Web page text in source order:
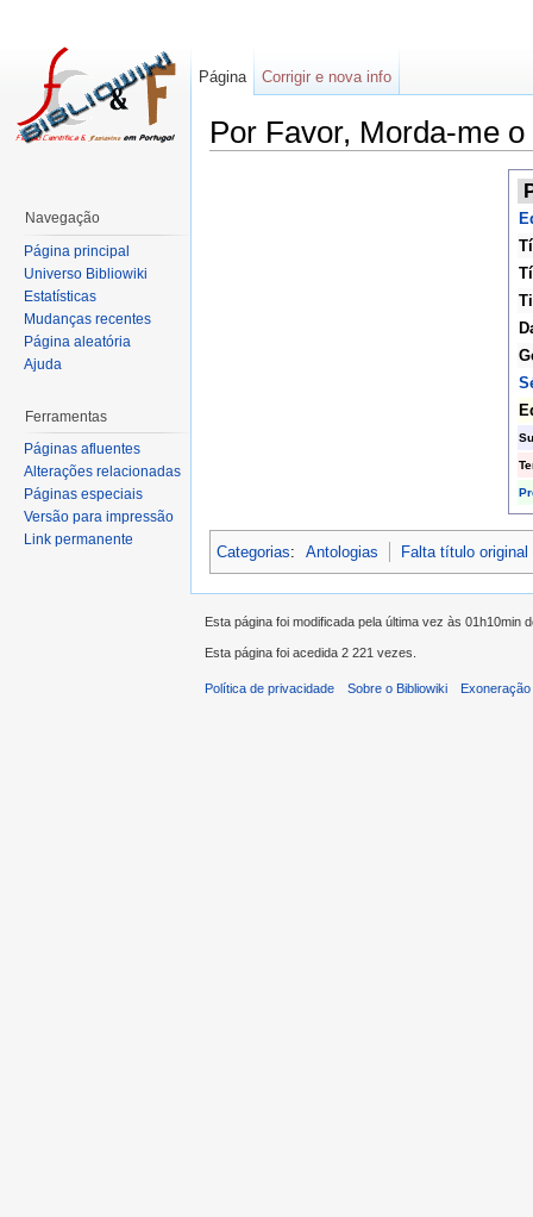
Por Favor, Morda-me
Categorias: Antologias Falta título original
Página Corrigir e nova info
Navegação
Página principal
Universo Bibliowiki
Estatísticas
Mudanças recentes
Página aleatória
Ajuda
Ferramentas
Páginas afluentes
Alterações relacionadas
Páginas especiais
Versão para impressão
Link permanente
Esta página foi modificada pela última vez às 01h10min
Esta página foi acedida 2 221 vezes.
Política de privacidade Sobre o Bibliowiki